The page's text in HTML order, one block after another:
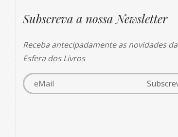
Subscreva a nossa Newsletter
Receba antecipadamente as novidades da
Esfera dos Livros